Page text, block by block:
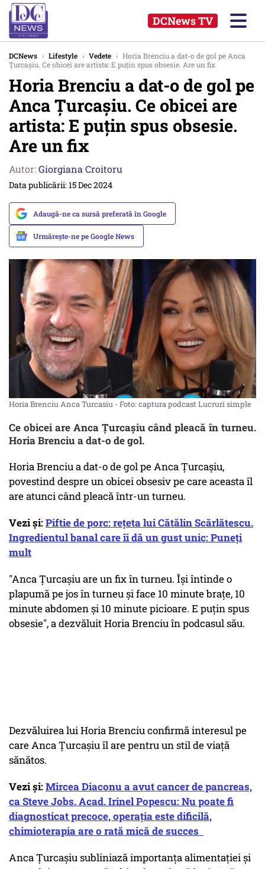
DCNews TV
DCNews › Lifestyle › Vedete › Horia Brenciu a dat-o de gol pe Anca
Țurcașiu. Ce obicei are artista: E puțin spus obsesie. Are un fix
Horia Brenciu a dat-o de gol pe
Anca Țurcașiu. Ce obicei are
artista: E puțin spus obsesie.
Are un fix
Autor:Giorgiana Croitoru
Data publicării: 15 Dec 2024
Adaugă-ne ca sursă preferată în Google
Urmărește-ne pe Google News
Horia Brenciu Anca Turcasiu - Foto: captura podcast Lucruri simple
Ce obicei are Anca Țurcașiu când pleacă în turneu.
Horia Brenciu a dat-o de gol.
Horia Brenciu a dat-o de gol pe Anca Țurcașiu,
povestind despre un obicei obsesiv pe care aceasta îl
are atunci când pleacă într-un turneu.
Vezi și:Piftie de porc: rețeta lui Cătălin Scărlătescu.
Ingredientul banal care îi dă un gust unic: Puneți
mult
"Anca Țurcașiu are un fix în turneu. Își întinde o
plapumă pe jos în turneu și face 10 minute brațe, 10
minute abdomen și 10 minute picioare. E puțin spus
obsesie", a dezvăluit Horia Brenciu în podcasul său.
Dezvăluirea lui Horia Brenciu confirmă interesul pe
care Anca Țurcașiu îl are pentru un stil de viață
sănătos.
Vezi și:Mircea Diaconu a avut cancer de pancreas,
ca Steve Jobs. Acad. Irinel Popescu: Nu poate fi
diagnosticat precoce, operația este dificilă,
chimioterapia are o rată mică de succes
Anca Țurcașiu subliniază importanța alimentației și